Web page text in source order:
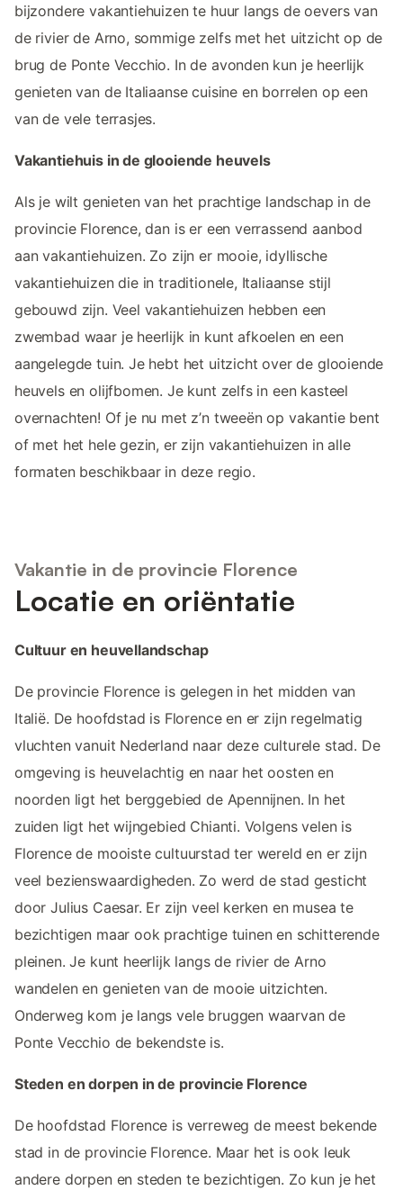
bijzondere vakantiehuizen te huur langs de oevers van
de rivier de Arno, sommige zelfs met het uitzicht op de
brug de Ponte Vecchio. In de avonden kun je heerlijk
genieten van de Italiaanse cuisine en borrelen op een
van de vele terrasjes.
Vakantiehuis in de glooiende heuvels
Als je wilt genieten van het prachtige landschap in de
provincie Florence, dan is er een verrassend aanbod
aan vakantiehuizen. Zo zijn er mooie, idyllische
vakantiehuizen die in traditionele, Italiaanse stijl
gebouwd zijn. Veel vakantiehuizen hebben een
zwembad waar je heerlijk in kunt afkoelen en een
aangelegde tuin. Je hebt het uitzicht over de glooiende
heuvels en olijfbomen. Je kunt zelfs in een kasteel
overnachten! Of je nu met z’n tweeën op vakantie bent
of met het hele gezin, er zijn vakantiehuizen in alle
formaten beschikbaar in deze regio.
Vakantie in de provincie Florence
Locatie en oriëntatie
Cultuur en heuvellandschap
De provincie Florence is gelegen in het midden van
Italië. De hoofdstad is Florence en er zijn regelmatig
vluchten vanuit Nederland naar deze culturele stad. De
omgeving is heuvelachtig en naar het oosten en
noorden ligt het berggebied de Apennijnen. In het
zuiden ligt het wijngebied Chianti. Volgens velen is
Florence de mooiste cultuurstad ter wereld en er zijn
veel bezienswaardigheden. Zo werd de stad gesticht
door Julius Caesar. Er zijn veel kerken en musea te
bezichtigen maar ook prachtige tuinen en schitterende
pleinen. Je kunt heerlijk langs de rivier de Arno
wandelen en genieten van de mooie uitzichten.
Onderweg kom je langs vele bruggen waarvan de
Ponte Vecchio de bekendste is.
Steden en dorpen in de provincie Florence
De hoofdstad Florence is verreweg de meest bekende
stad in de provincie Florence. Maar het is ook leuk
andere dorpen en steden te bezichtigen. Zo kun je het